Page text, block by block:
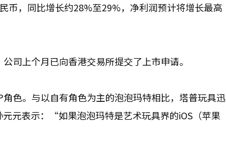
币，同比增长约28%至29%，净利润预计将增长最高
司上个月已向香港交易所提交了上市申请。
色。与以自有角色为主的泡泡玛特相比，塔普玩具迅
元表示：“如果泡泡玛特是艺术玩具界的iOS（苹果